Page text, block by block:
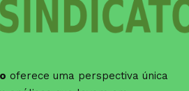
oferece uma perspectiva única